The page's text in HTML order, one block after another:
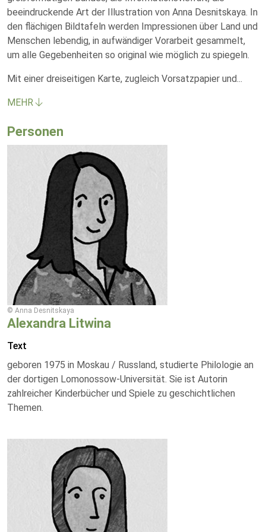
beeindruckende Art der Illustration von Anna Desnitskaya. In
den flächigen Bildtafeln werden Impressionen über Land und
Menschen lebendig, in aufwändiger Vorarbeit gesammelt,
um alle Gegebenheiten so original wie möglich zu spiegeln.
Mit einer dreiseitigen Karte, zugleich Vorsatzpapier und...
MEHR
Personen
© Anna Desnitskaya
Alexandra Litwina
Text
geboren 1975 in Moskau / Russland, studierte Philologie an
der dortigen Lomonossow-Universität. Sie ist Autorin
zahlreicher Kinderbücher und Spiele zu geschichtlichen
Themen.